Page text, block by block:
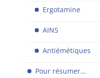
Ergotamine
AINS
Antiémétiques
Pour résumer…